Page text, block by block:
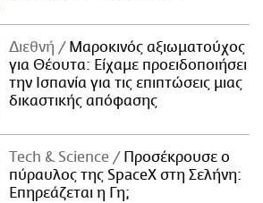
Διεθνή
Μαροκινός αξιωματούχος
για Θέουτα: Είχαμε προειδοποιήσει
την Ισπανία για τις επιπτώσεις μιας
δικαστικής απόφασης
Τech & Science
Προσέκρουσε ο
πύραυλος της SpaceX στη Σελήνη:
Επηρεάζεται η Γη;